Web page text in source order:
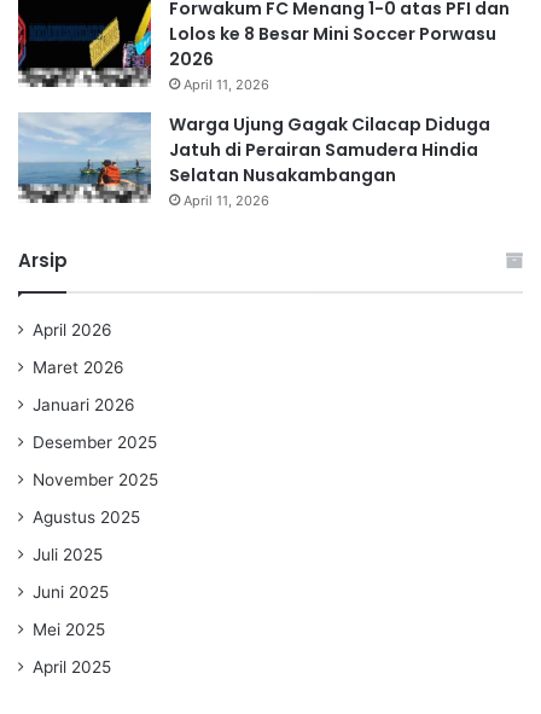
Forwakum FC Menang 1-0 atas PFI dan
Lolos ke 8 Besar Mini Soccer Porwasu
2026
April 11, 2026
Warga Ujung Gagak Cilacap Diduga
Jatuh di Perairan Samudera Hindia
Selatan Nusakambangan
April 11, 2026
Arsip
April 2026
Maret 2026
Januari 2026
Desember 2025
November 2025
Agustus 2025
Juli 2025
Juni 2025
Mei 2025
April 2025